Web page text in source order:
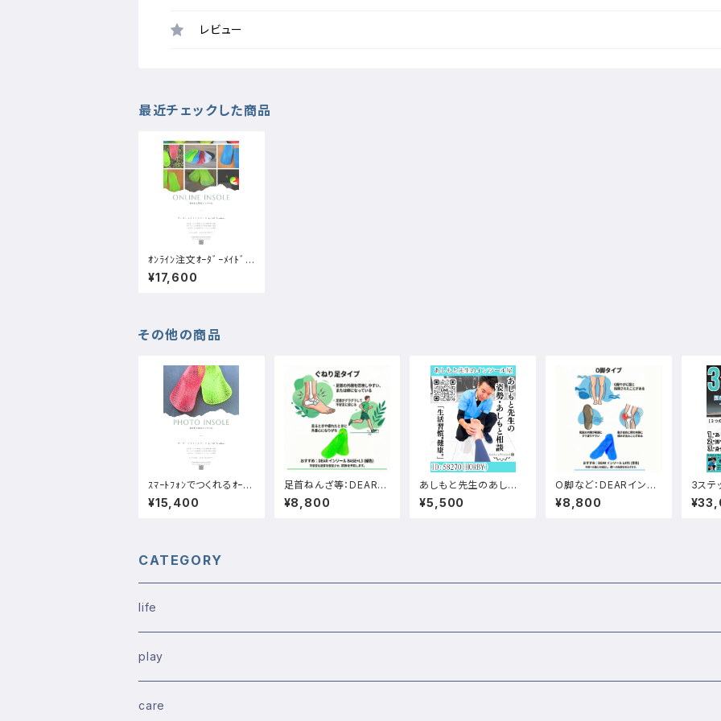
レビュー
最近チェックした商品
ｵﾝﾗｲﾝ注文ｵｰﾀﾞｰﾒｲﾄﾞｲ
ﾝｿｰﾙ；ONLINE インソ
ール：少しの手間で、も
¥17,600
その他の商品
ｽﾏｰﾄﾌｫﾝでつくれるｵｰﾀﾞ
ｰﾒｲﾄﾞｲﾝｿｰﾙ；PHOTO
インソール：お手軽初め
¥15,400
足首ねんざ等：DEARイ
ンソールBASE+L3（デ
ィアーインソール ベー
¥8,800
あしもと先生のあしも
と相談zoom：30分
¥5,500
O脚など：DEARインソ
ールLATE（ディアーイ
ンソール ラテ）：Ｏ脚、
¥8,800
3ステ
CATEGORY
life
play
care